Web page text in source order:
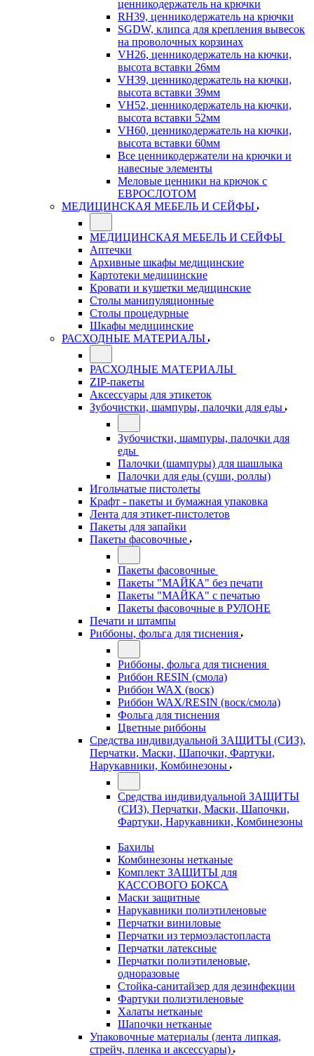
ценникодержатель на крючки
RH39, ценникодержатель на крючки
SGDW, клипса для крепления вывесок
на проволочных корзинах
VH26, ценникодержатель на кючки,
высота вставки 26мм
VH39, ценникодержатель на кючки,
высота вставки 39мм
VH52, ценникодержатель на кючки,
высота вставки 52мм
VH60, ценникодержатель на кючки,
высота вставки 60мм
Все ценникодержатели на крючки и
навесные элементы
Меловые ценники на крючок с
ЕВРОСЛОТОМ
МЕДИЦИНСКАЯ МЕБЕЛЬ И СЕЙФЫ
МЕДИЦИНСКАЯ МЕБЕЛЬ И СЕЙФЫ
Аптечки
Архивные шкафы медицинские
Картотеки медицинские
Кровати и кушетки медицинские
Столы манипуляционные
Столы процедурные
Шкафы медицинские
РАСХОДНЫЕ МАТЕРИАЛЫ
РАСХОДНЫЕ МАТЕРИАЛЫ
ZIP-пакеты
Аксессуары для этикеток
Зубочистки, шампуры, палочки для еды
Зубочистки, шампуры, палочки для
еды
Палочки (шампуры) для шашлыка
Палочки для еды (суши, роллы)
Игольчатые пистолеты
Крафт - пакеты и бумажная упаковка
Лента для этикет-пистолетов
Пакеты для запайки
Пакеты фасовочные
Пакеты фасовочные
Пакеты "МАЙКА" без печати
Пакеты "МАЙКА" с печатью
Пакеты фасовочные в РУЛОНЕ
Печати и штампы
Риббоны, фольга для тиснения
Риббоны, фольга для тиснения
Риббон RESIN (смола)
Риббон WAX (воск)
Риббон WAX/RESIN (воск/смола)
Фольга для тиснения
Цветные риббоны
Средства индивидуальной ЗАЩИТЫ (СИЗ),
Перчатки, Маски, Шапочки, Фартуки,
Нарукавники, Комбинезоны
Средства индивидуальной ЗАЩИТЫ
(СИЗ), Перчатки, Маски, Шапочки,
Фартуки, Нарукавники, Комбинезоны
Бахилы
Комбинезоны нетканые
Комплект ЗАЩИТЫ для
КАССОВОГО БОКСА
Маски защитные
Нарукавники полиэтиленовые
Перчатки виниловые
Перчатки из термоэластопласта
Перчатки латексные
Перчатки полиэтиленовые,
одноразовые
Стойка-санитайзер для дезинфекции
Фартуки полиэтиленовые
Халаты нетканые
Шапочки нетканые
Упаковочные материалы (лента липкая,
стрейч, пленка и аксессуары)